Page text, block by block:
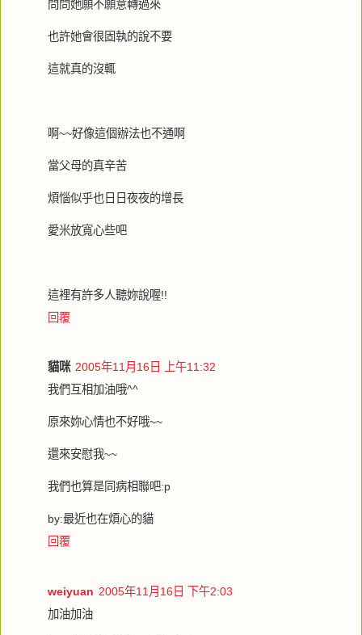
問問她願不願意轉過來
也許她會很固執的說不要
這就真的沒輒
啊~~好像這個辦法也不通啊
當父母的真辛苦
煩惱似乎也日日夜夜的增長
愛米放寬心些吧
這裡有許多人聽妳說喔!!
回覆
貓咪 2005年11月16日 上午11:32
我們互相加油哦^^
原來妳心情也不好哦~~
還來安慰我~~
我們也算是同病相聯吧:p
by:最近也在煩心的貓
回覆
weiyuan 2005年11月16日 下午2:03
加油加油